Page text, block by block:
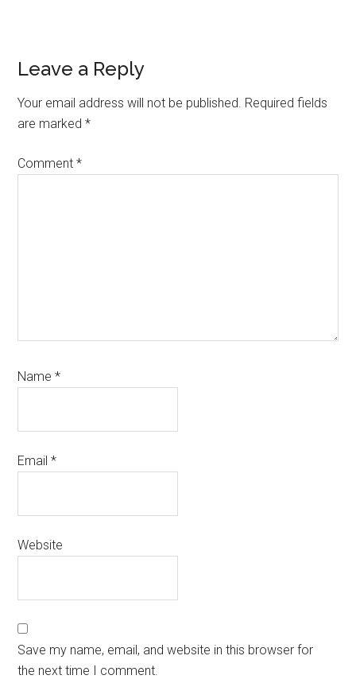
Reader
Interactions
Leave a Reply
Your email address will not be published. Required fields
are marked*
Comment*
Name*
Email*
Website
Save my name, email, and website in this browser for
the next time I comment.